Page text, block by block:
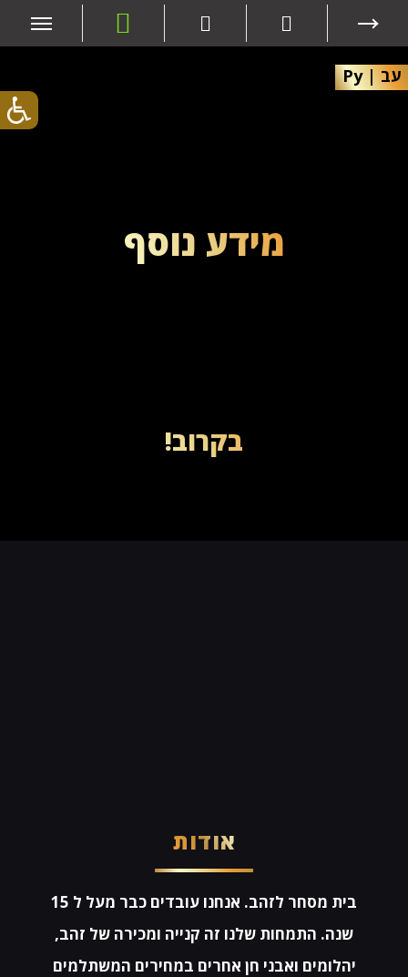
עב|
Ру
מידע נוסף
בקרוב!
אודות
בית מסחר לזהב. אנחנו עובדים כבר מעל ל 15
שנה. התמחות שלנו זה קנייה ומכירה של זהב,
יהלומים ואבני חן אחרים במחירים המשתלמים